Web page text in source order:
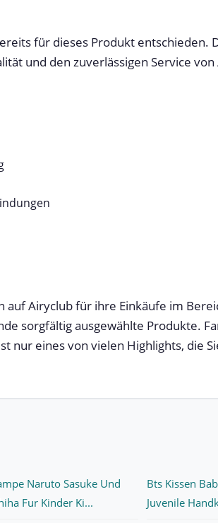
für dieses Produkt entschieden.
und den zuverlässigen Service von
auf Airyclub für ihre Einkäufe im
sorgfältig ausgewählte Produkte.
nur eines von vielen Highlights, die
Naruto Sasuke Und
Fur Kinder Ki...
Bts Kissen
Juvenile